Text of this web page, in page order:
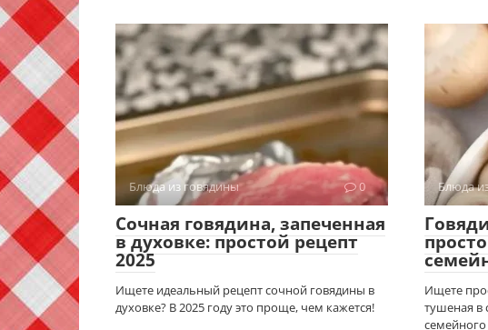
Блюда из говядины 0
Сочная говядина, запеченная
в духовке: простой рецепт
2025
Ищете идеальный рецепт сочной говядины в
духовке? В 2025 году это проще, чем кажется!
Блюда
Ищете
тушеная в
семейного